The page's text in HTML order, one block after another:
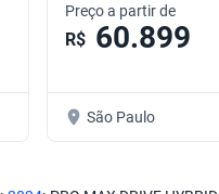
Preço a partir de
R$ 60.899
São Paulo